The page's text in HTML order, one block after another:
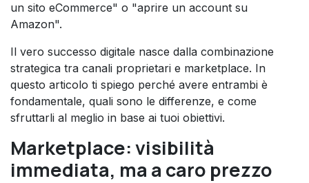
un sito eCommerce" o "aprire un account su
Amazon".
Il vero successo digitale nasce dalla combinazione
strategica tra canali proprietari e marketplace. In
questo articolo ti spiego perché avere entrambi è
fondamentale, quali sono le differenze, e come
sfruttarli al meglio in base ai tuoi obiettivi.
Marketplace: visibilità
immediata, ma a caro prezzo